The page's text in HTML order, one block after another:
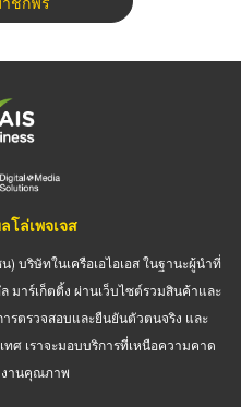
โล่เพจเจส
บริษัทในเครือเอไอเอส ในฐานะผู้นำที่
าร์เก็ตติ้ง ผ่านเว็บไซต์รวมสินค้าและ
รตรวจสอบและยืนยันตัวตนจริง และ
ศ เราจะมอบบริการที่เหนือความคาด
านคุณภาพ